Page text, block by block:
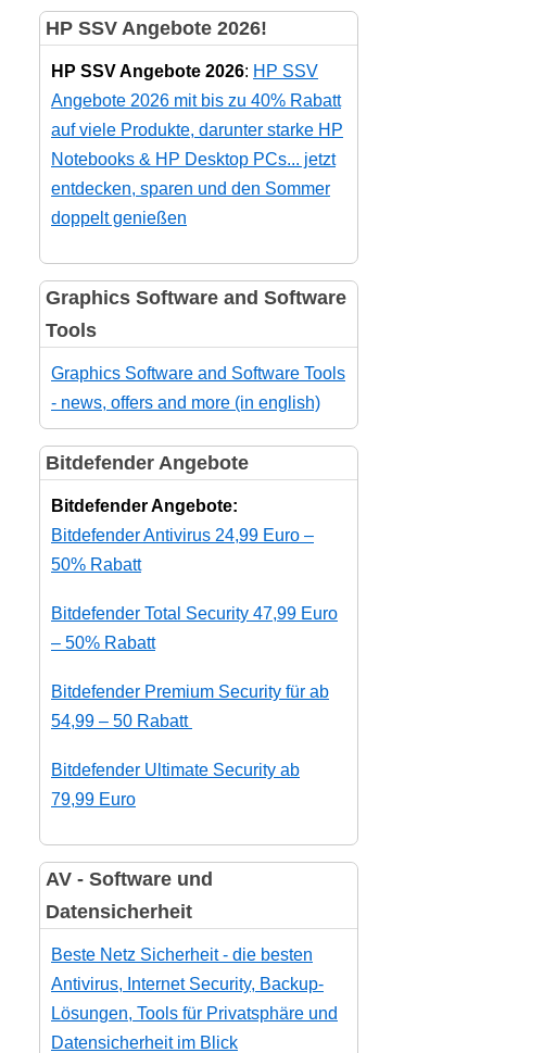
HP SSV Angebote 2026!
HP SSV Angebote 2026: HP SSV
Angebote 2026 mit bis zu 40% Rabatt
auf viele Produkte, darunter starke HP
Notebooks & HP Desktop PCs... jetzt
entdecken, sparen und den Sommer
doppelt genießen
Graphics Software and Software
Tools
Graphics Software and Software Tools
- news, offers and more (in english)
Bitdefender Angebote
Bitdefender Angebote:
Bitdefender Antivirus 24,99 Euro –
50% Rabatt
Bitdefender Total Security 47,99 Euro
– 50% Rabatt
Bitdefender Premium Security für ab
54,99 – 50 Rabatt
Bitdefender Ultimate Security ab
79,99 Euro
AV - Software und
Datensicherheit
Beste Netz Sicherheit - die besten
Antivirus, Internet Security, Backup-
Lösungen, Tools für Privatsphäre und
Datensicherheit im Blick